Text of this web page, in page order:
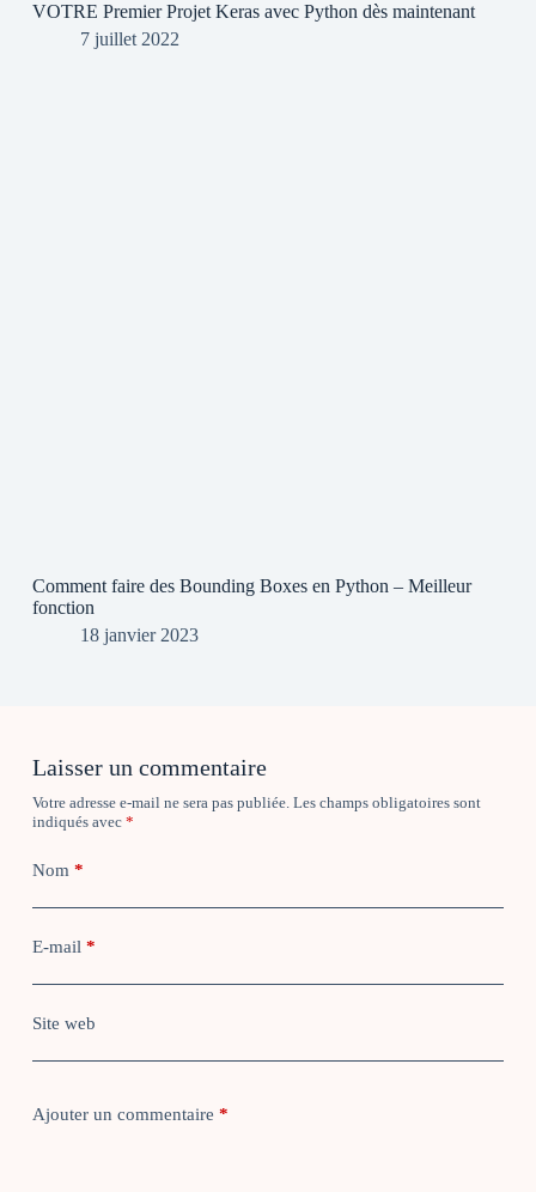
VOTRE Premier Projet Keras avec Python dès maintenant
7 juillet 2022
Comment faire des Bounding Boxes en Python – Meilleur
fonction
18 janvier 2023
Laisser un commentaire
Votre adresse e-mail ne sera pas publiée. Les champs obligatoires sont
indiqués avec *
Nom*
E-mail*
Site web
Ajouter un commentaire *